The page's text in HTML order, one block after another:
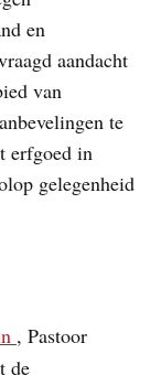
en
aandacht
van
te
erfgoed in
gelegenheid
, Pastoor
de